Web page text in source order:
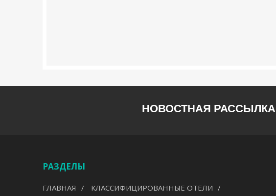
НОВОСТНАЯ РАССЫЛКА
РАЗДЕЛЫ
ГЛАВНАЯ
КЛАССИФИЦИРОВАННЫЕ ОТЕЛИ